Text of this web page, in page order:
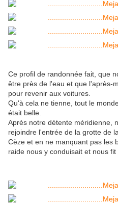
Ce profil de randonnée fait, que
être près de l'eau et que l'après-
pour revenir aux voitures.
Qu'à cela ne tienne, tout le
était belle.
Après notre détente méridienne,
rejoindre l'entrée de la grotte de
Cèze et en ne manquant pas les
raide nous y conduisait et nous fit